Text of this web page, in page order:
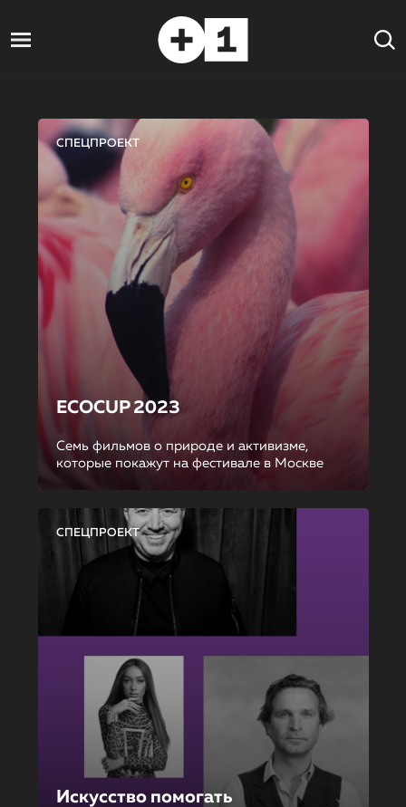
СПЕЦПРОЕКТ
ECOCUP 2023
Семь фильмов о природе и активизме,
которые покажут на фестивале в Москве
СПЕЦПРОЕКТ
Искусство помогать